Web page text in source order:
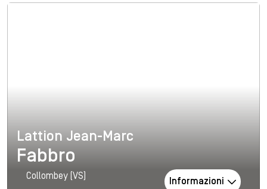
Lattion Jean-Marc
Lattion Jean-Marc
Fabbro
Collombey (VS)
Informazioni